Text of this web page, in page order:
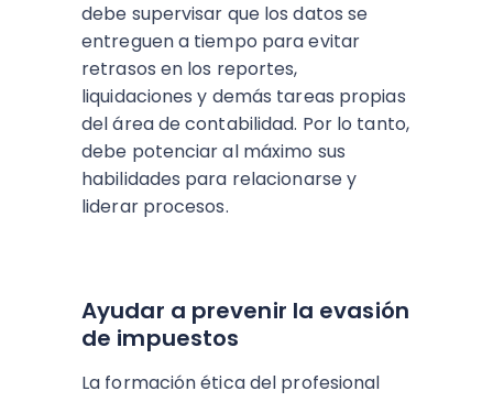
debe supervisar que los datos se
entreguen a tiempo para evitar
retrasos en los reportes,
liquidaciones y demás tareas propias
del área de contabilidad. Por lo tanto,
debe potenciar al máximo sus
habilidades para relacionarse y
liderar procesos.
Ayudar a prevenir la evasión
de impuestos
La formación ética del profesional